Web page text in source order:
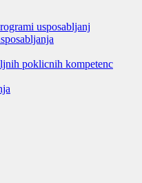
usposabljanj
poklicnih kompetenc